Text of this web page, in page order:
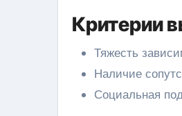
Критерии
Тяжесть
Наличие
Социальная